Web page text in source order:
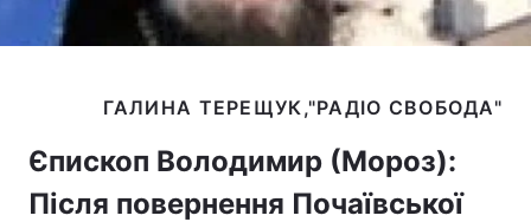
Єпископ Володимир (Мороз):
Після повернення Почаївської